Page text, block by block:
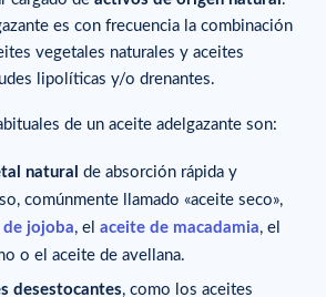
es con frecuencia la combinación
vegetales naturales y aceites
lipolíticas y/o drenantes.
de un aceite adelgazante son:
natural
de absorción rápida y
comúnmente llamado «aceite seco»,
de jojoba, el aceite de macadamia, el
o el aceite de avellana.
desestocantes, como los aceites